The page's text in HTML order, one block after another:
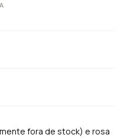
fora de stock) e rosa